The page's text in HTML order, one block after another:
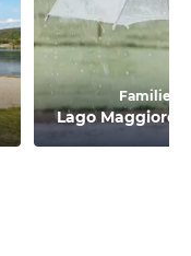
Lago Maggiore: